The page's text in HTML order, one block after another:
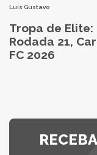
Luís Gustavo
Tropa de Elite:
Rodada 21,
FC 2026